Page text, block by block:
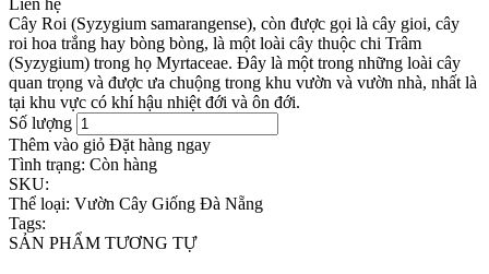
Cây Roi (Syzygium samarangense), còn được gọi là cây gioi, cây
roi hoa trắng hay bòng bòng, là một loài cây thuộc chi Trâm
(Syzygium) trong họ Myrtaceae. Đây là một trong những loài cây
quan trọng và được ưa chuộng trong khu vườn và vườn nhà, nhất là
tại khu vực có khí hậu nhiệt đới và ôn đới.
Số lượng
Thêm vào giỏ Đặt hàng ngay
Tình trạng: Còn hàng
SKU:
Thể loại: Vườn Cây Giống Đà Nẵng
Tags:
SẢN PHẨM TƯƠNG TỰ